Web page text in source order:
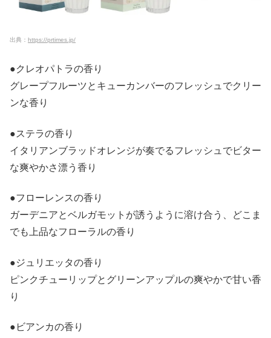
出典： https://prtimes.jp/
●クレオパトラの香り
グレープフルーツとキューカンバーのフレッシュでクリー
ンな香り
●ステラの香り
イタリアンブラッドオレンジが奏でるフレッシュでビター
な爽やかさ漂う香り
●フローレンスの香り
ガーデニアとベルガモットが誘うように溶け合う、どこま
でも上品なフローラルの香り
●ジュリエッタの香り
ピンクチューリップとグリーンアップルの爽やかで甘い香
り
●ビアンカの香り